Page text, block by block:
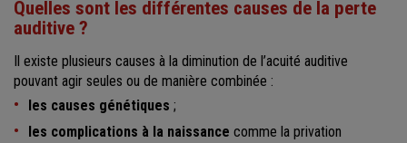
Quelles sont les différentes causes de la perte
auditive ?
Il existe plusieurs causes à la diminution de l’acuité auditive
pouvant agir seules ou de manière combinée :
les causes génétiques ;
les complications à la naissance comme la privation